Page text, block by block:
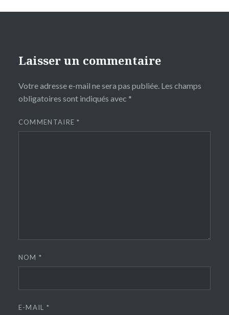
Laisser un commentaire
Votre adresse e-mail ne sera pas publiée. Les champs
obligatoires sont indiqués avec *
COMMENTAIRE*
NOM*
E-MAIL *